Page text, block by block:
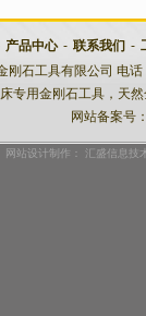
产品中心 - 联系我们 -
刚石工具有限公司 电
专用金刚石工具，
网站备案号
网站设计制作： 汇盛信息技